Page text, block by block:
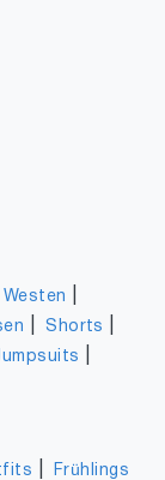
|Shorts
Frühlings